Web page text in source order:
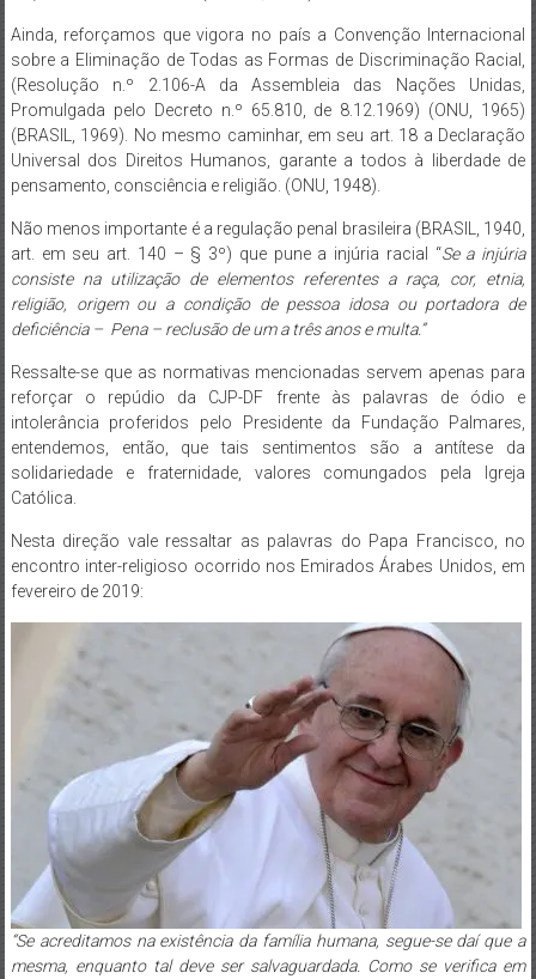
Ainda, reforçamos que vigora no país a Convenção Internacional
sobre a Eliminação de Todas as Formas de Discriminação Racial,
(Resolução n.º 2.106-A da Assembleia das Nações Unidas,
Promulgada pelo Decreto n.º 65.810, de 8.12.1969) (ONU, 1965)
(BRASIL, 1969). No mesmo caminhar, em seu art. 18 a Declaração
Universal dos Direitos Humanos, garante a todos à liberdade de
pensamento, consciência e religião. (ONU, 1948).
Não menos importante é a regulação penal brasileira (BRASIL, 1940,
art. em seu art. 140 – § 3º) que pune a injúria racial “Se a injúria
consiste na utilização de elementos referentes a raça, cor, etnia,
religião, origem ou a condição de pessoa idosa ou portadora de
deficiência – Pena – reclusão de um a três anos e multa.”
Ressalte-se que as normativas mencionadas servem apenas para
reforçar o repúdio da CJP-DF frente às palavras de ódio e
intolerância proferidos pelo Presidente da Fundação Palmares,
entendemos, então, que tais sentimentos são a antítese da
solidariedade e fraternidade, valores comungados pela Igreja
Católica.
Nesta direção vale ressaltar as palavras do Papa Francisco, no
encontro inter-religioso ocorrido nos Emirados Árabes Unidos, em
fevereiro de 2019:
“Se acreditamos na existência da família humana, segue-se daí que a
mesma, enquanto tal deve ser salvaguardada. Como se verifica em